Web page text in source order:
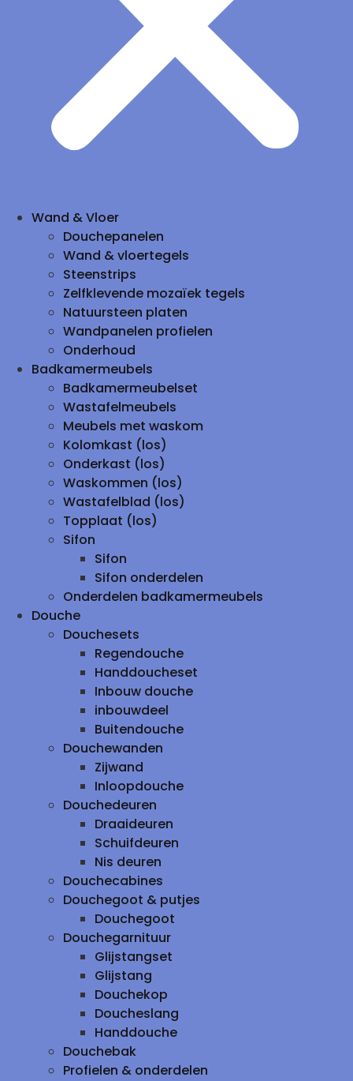
Wand & Vloer
Douchepanelen
Wand & vloertegels
Steenstrips
Zelfklevende mozaïek tegels
Natuursteen platen
Wandpanelen profielen
Onderhoud
Badkamermeubels
Badkamermeubelset
Wastafelmeubels
Meubels met waskom
Kolomkast (los)
Onderkast (los)
Waskommen (los)
Wastafelblad (los)
Topplaat (los)
Sifon
Sifon
Sifon onderdelen
Onderdelen badkamermeubels
Douche
Douchesets
Regendouche
Handdoucheset
Inbouw douche
inbouwdeel
Buitendouche
Douchewanden
Zijwand
Inloopdouche
Douchedeuren
Draaideuren
Schuifdeuren
Nis deuren
Douchecabines
Douchegoot & putjes
Douchegoot
Douchegarnituur
Glijstangset
Glijstang
Douchekop
Doucheslang
Handdouche
Douchebak
Profielen & onderdelen